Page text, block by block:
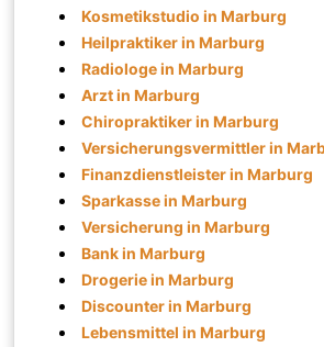
Kosmetikstudio in Marburg
Heilpraktiker in Marburg
Radiologe in Marburg
Arzt in Marburg
Chiropraktiker in Marburg
Versicherungsvermittler in
Finanzdienstleister in Marburg
Sparkasse in Marburg
Versicherung in Marburg
Bank in Marburg
Drogerie in Marburg
Discounter in Marburg
Lebensmittel in Marburg